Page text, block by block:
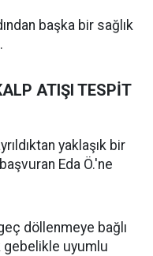
başka bir sağlık
ATIŞI TESPİT
yaklaşık bir
Eda Ö.'ne
döllenmeye bağlı
gebelikle uyumlu